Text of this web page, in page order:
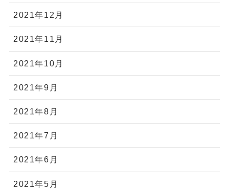
2021年12月
2021年11月
2021年10月
2021年9月
2021年8月
2021年7月
2021年6月
2021年5月